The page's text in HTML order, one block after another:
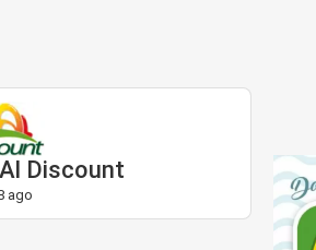
Discount
ago